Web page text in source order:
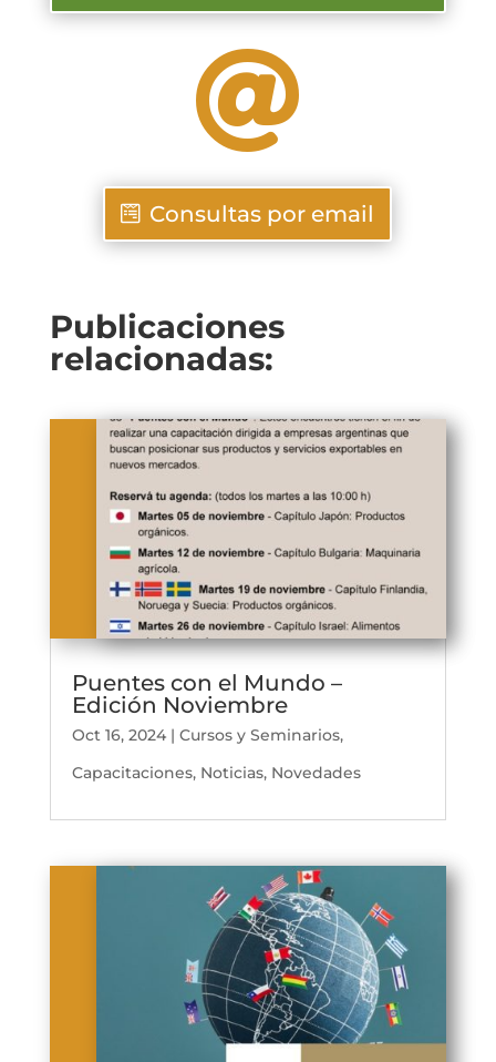

Consultas por email
Publicaciones
relacionadas:
Puentes con el Mundo –
Edición Noviembre
Oct 16, 2024| Cursos y Seminarios,
Capacitaciones, Noticias, Novedades